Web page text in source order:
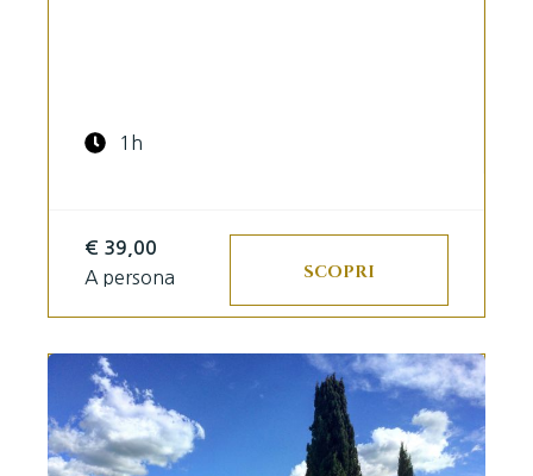
1h
€ 39,00
A persona SCOPRI